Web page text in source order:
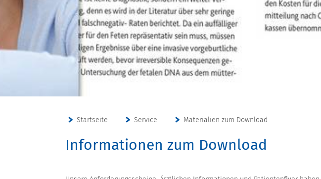
Startseite Service Materialien zum Download
Informationen zum Download